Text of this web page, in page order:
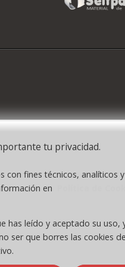
derechos reservados
8, Hoja V-85203.
tu privacidad.
con fines técnicos, analíticos
en
has leído y aceptado su uso,
ser que borres las cookies